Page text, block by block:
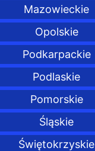
Mazowieckie
Opolskie
Podkarpackie
Podlaskie
Pomorskie
Śląskie
Świętokrzyskie